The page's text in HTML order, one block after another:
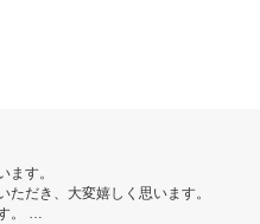
ます。
ただき、大変嬉しく思います。
。